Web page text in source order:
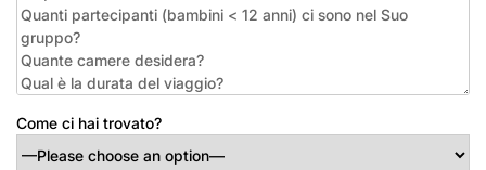
Come ci hai trovato?